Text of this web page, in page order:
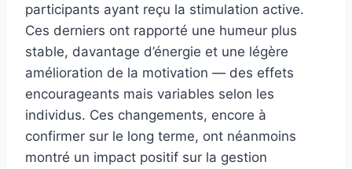
participants ayant reçu la stimulation active.
Ces derniers ont rapporté une humeur plus
stable, davantage d’énergie et une légère
amélioration de la motivation — des effets
encourageants mais variables selon les
individus. Ces changements, encore à
confirmer sur le long terme, ont néanmoins
montré un impact positif sur la gestion